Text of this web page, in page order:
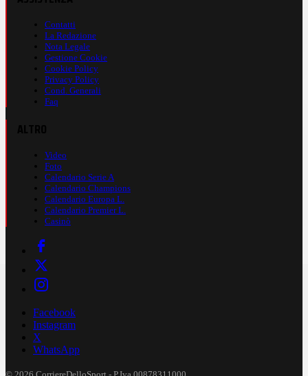
Contatti
La Redazione
Nota Legale
Gestione Cookie
Cookie Policy
Privacy Policy
Cond. Generali
Faq
Video
Foto
Calendario Serie A
Calendario Champions
Calendario Europa L.
Calendario Premier L.
Casinò
Facebook
Instagram
X
WhatsApp